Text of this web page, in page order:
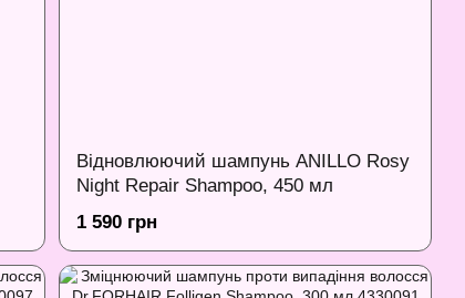
Відновлюючий шампунь ANILLO Rosy
Night Repair Shampoo, 450 мл
1 590 грн